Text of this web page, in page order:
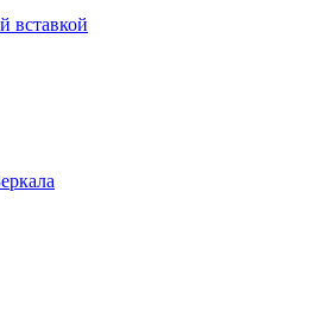
вставкой